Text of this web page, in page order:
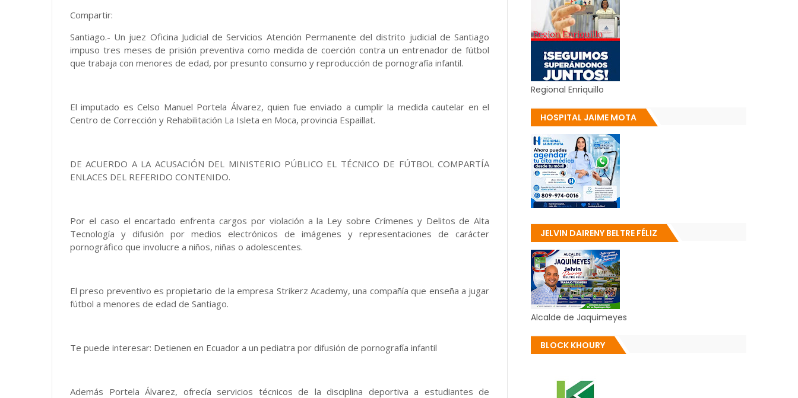
Compartir:
Santiago.- Un juez Oficina Judicial de Servicios Atención Permanente del distrito judicial de Santiago
impuso tres meses de prisión preventiva como medida de coerción contra un entrenador de fútbol
que trabaja con menores de edad, por presunto consumo y reproducción de pornografía infantil.
El imputado es Celso Manuel Portela Álvarez, quien fue enviado a cumplir la medida cautelar en el
Centro de Corrección y Rehabilitación La Isleta en Moca, provincia Espaillat.
DE ACUERDO A LA ACUSACIÓN DEL MINISTERIO PÚBLICO EL TÉCNICO DE FÚTBOL COMPARTÍA
ENLACES DEL REFERIDO CONTENIDO.
Por el caso el encartado enfrenta cargos por violación a la Ley sobre Crímenes y Delitos de Alta
Tecnología y difusión por medios electrónicos de imágenes y representaciones de carácter
pornográfico que involucre a niños, niñas o adolescentes.
El preso preventivo es propietario de la empresa Strikerz Academy, una compañía que enseña a jugar
fútbol a menores de edad de Santiago.
Te puede interesar: Detienen en Ecuador a un pediatra por difusión de pornografía infantil
Además Portela Álvarez, ofrecía servicios técnicos de la disciplina deportiva a estudiantes de
Regional Enriquillo
HOSPITAL JAIME MOTA
JELVIN DAIRENY BELTRE FÉLIZ
Alcalde de Jaquimeyes
BLOCK KHOURY